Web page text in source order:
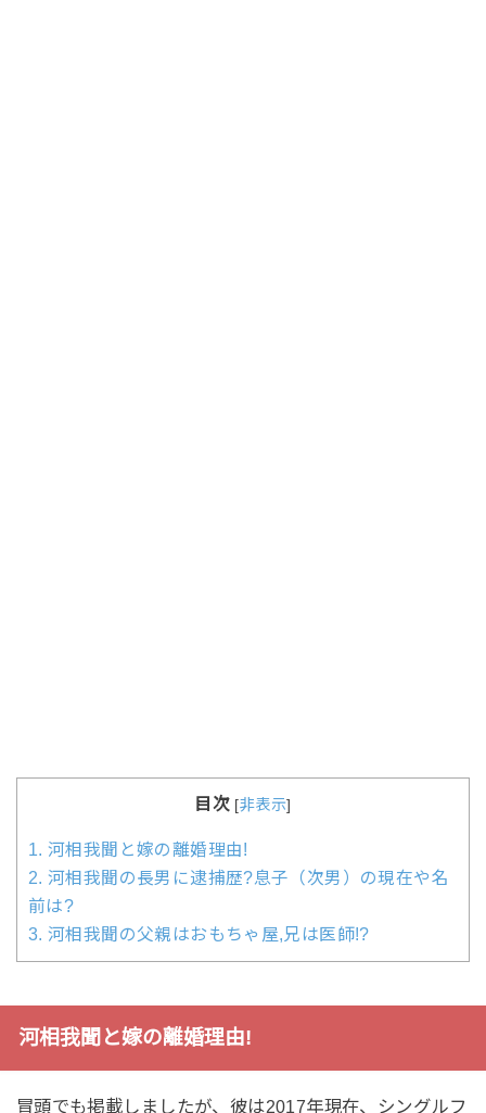
目次 [非表示]
1. 河相我聞と嫁の離婚理由!
2. 河相我聞の長男に逮捕歴?息子（次男）の現在や名
前は?
3. 河相我聞の父親はおもちゃ屋,兄は医師!?
河相我聞と嫁の離婚理由!
冒頭でも掲載しましたが、彼は2017年現在、シングルフ